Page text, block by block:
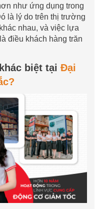
như ứng dụng trong
là lý do trên thị trường
nhau, và việc lựa
điều khách hàng trăn
biệt tại Đại